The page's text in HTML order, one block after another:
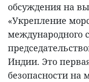
обсуждения на
«Укрепление
международного
Индии. Это
безопасности на